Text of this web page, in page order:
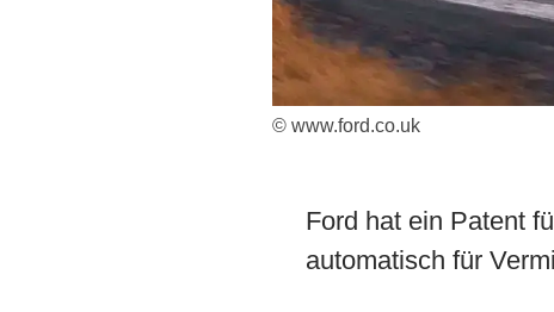
© www.ford.co.uk
Ford hat ein Patent
automatisch für